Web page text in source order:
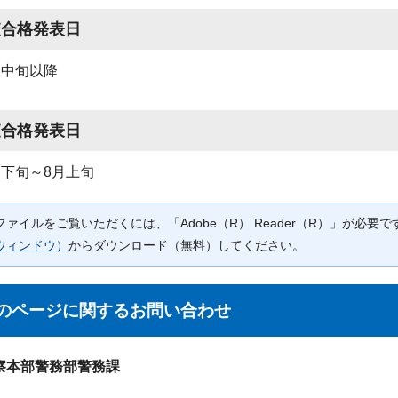
格発表日
旬以降
格発表日
旬～8月上旬
ァイルをご覧いただくには、「Adobe（R） Reader（R）」が必要で
ィンドウ） からダウンロード（無料）してください。
ページに関するお問い合わせ
本部警務部警務課